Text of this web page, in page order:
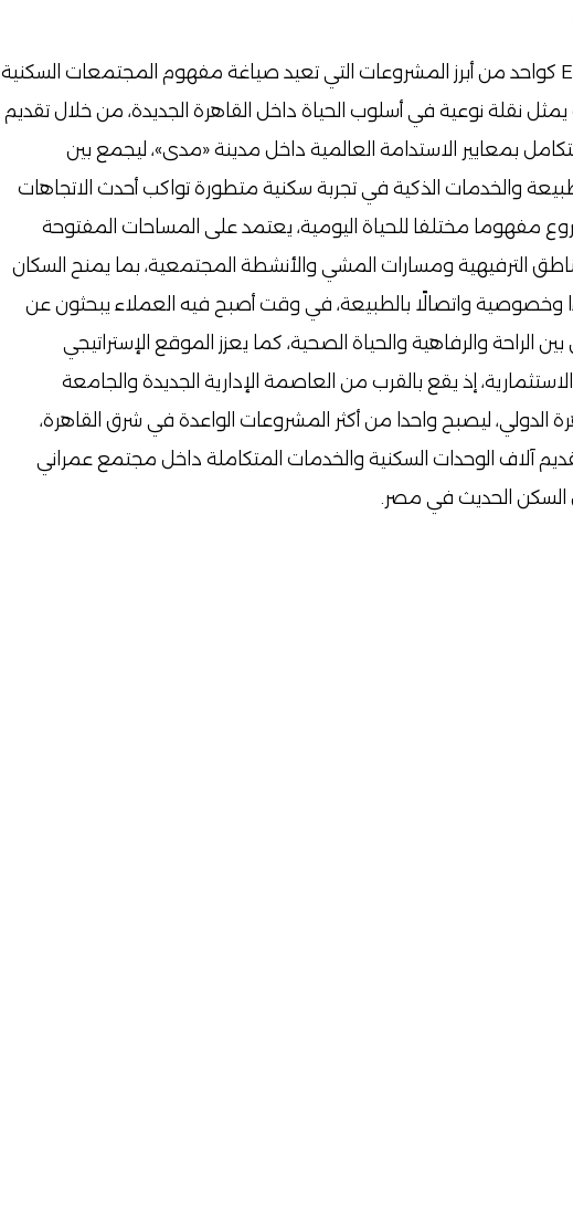
ويأتي مشروع Eastvale كواحد من أبرز المشروعات التي تعيد صياغة مفهوم المجتمعات السكنية
نقلة نوعية في أسلوب الحياة داخل القاهرة الجديدة، من خلال تقديم
بمعايير الاستدامة العالمية داخل مدينة «مدى»، ليجمع بين
والخدمات الذكية في تجربة سكنية متطورة تواكب أحدث الاتجاهات
مفهوما مختلفا للحياة اليومية، يعتمد على المساحات المفتوحة
الترفيهية ومسارات المشي والأنشطة المجتمعية، بما يمنح السكان
وخصوصية واتصالًا بالطبيعة، في وقت أصبح فيه العملاء يبحثون عن
الراحة والرفاهية والحياة الصحية، كما يعزز الموقع الإستراتيجي
إذ يقع بالقرب من العاصمة الإدارية الجديدة والجامعة
الدولي، ليصبح واحدا من أكثر المشروعات الواعدة في شرق القاهرة،
آلاف الوحدات السكنية والخدمات المتكاملة داخل مجتمع عمراني
الحديث في مصر.